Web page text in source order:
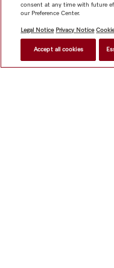
consent at any time with future
our Preference Center.
Legal Notice Privacy Notice
Accept all cookies